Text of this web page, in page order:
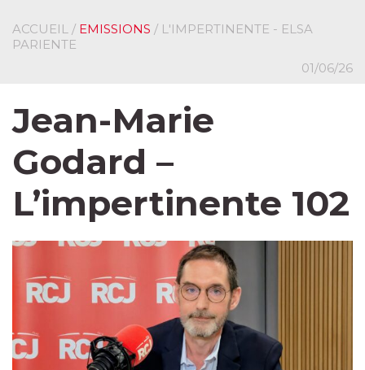
ACCUEIL / EMISSIONS / L'IMPERTINENTE - ELSA
PARIENTE
01/06/26
Jean-Marie
Godard –
L’impertinente 102